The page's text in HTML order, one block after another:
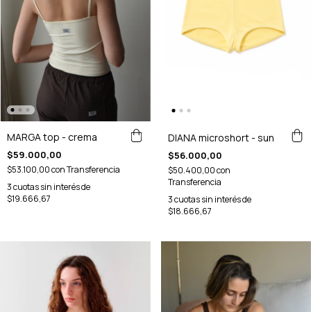
MARGA top - crema
$59.000,00
$53.100,00conTransferencia
3cuotas sin interés de
$19.666,67
DIANA microshort - sun
$56.000,00
$50.400,00con
Transferencia
3cuotas sin interés de
$18.666,67